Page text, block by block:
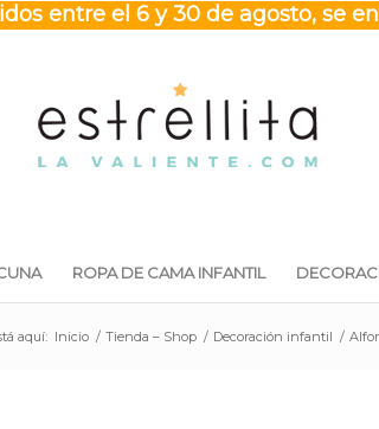
entre el 6 y 30 de agosto, se
ROPA DE CAMA INFANTIL
aquí: Inicio / Tienda – Shop / Decoración infantil /